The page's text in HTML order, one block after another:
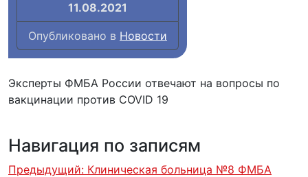
11.08.2021
Опубликовано в Новости
Эксперты ФМБА России отвечают на вопросы по
вакцинации против COVID 19
Навигация по записям
Предыдущий: Клиническая больница №8 ФМБА